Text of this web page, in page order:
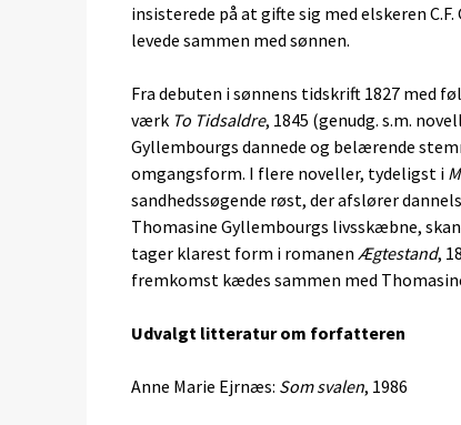
insisterede på at gifte sig med elskeren
levede sammen med sønnen.
Fra debuten i sønnens tidskrift 1827 med
værk To Tidsaldre, 1845 (genudg. s.m.
Gyllembourgs dannede og belærende
omgangsform. I flere noveller, tydeligst i
sandhedssøgende røst, der afslører
Thomasine Gyllembourgs livsskæbne,
tager klarest form i romanen Ægtestand,
fremkomst kædes sammen med
Udvalgt litteratur om forfatteren
Anne Marie Ejrnæs: Som svalen, 1986